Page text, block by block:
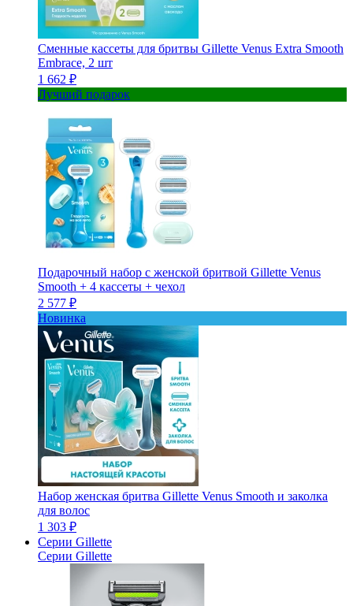
Сменные кассеты для бритвы Gillette Venus Extra Smooth
Embrace, 2 шт
1 662 ₽
Лучший подарок
Подарочный набор с женской бритвой Gillette Venus
Smooth + 4 кассеты + чехол
2 577 ₽
Новинка
Набор женская бритва Gillette Venus Smooth и заколка
для волос
1 303 ₽
Серии Gillette
Серии Gillette